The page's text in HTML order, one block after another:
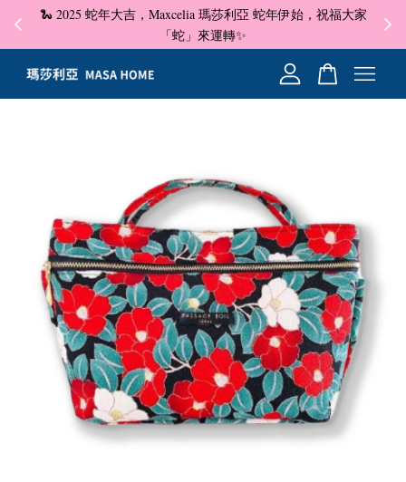
🐍 2025 蛇年大吉，Maxcelia 瑪莎利亞 蛇年伊始，祝福大家
「蛇」來運轉✨
✦
您的購物車目前還是空的。